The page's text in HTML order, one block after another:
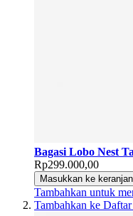
Bagasi Lobo Nest
Rp299.000,00
Masukkan ke
Tambahkan untuk
Tambahkan ke